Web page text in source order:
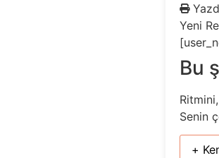
Yeni
Bu
Senin
+